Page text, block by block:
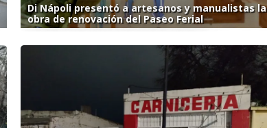
Di Nápoli presentó a artesanos y manualistas la
obra de renovación del Paseo Ferial